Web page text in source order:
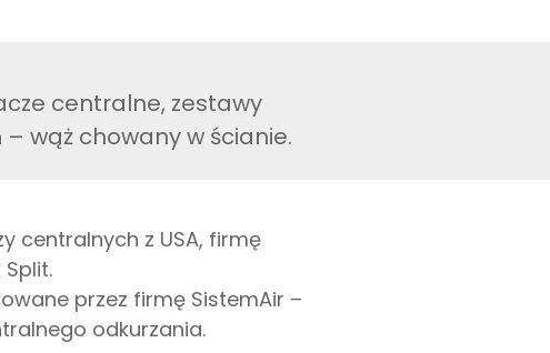
centralne, zestawy
wąż chowany w ścianie.
centralnych z USA, firmę
przez firmę SistemAir –
odkurzania.